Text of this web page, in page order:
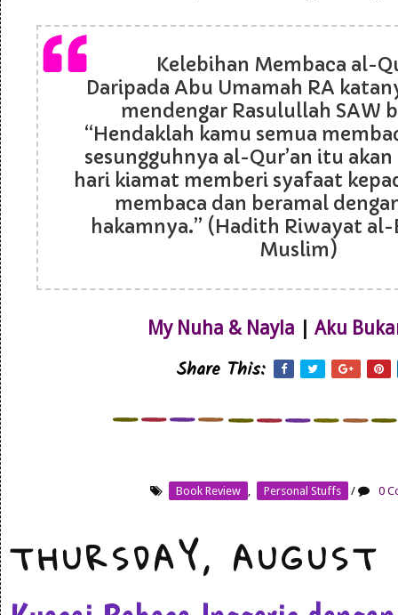
Kelebihan Membaca al-
Daripada Abu Umamah RA
mendengar Rasulullah SAW
“Hendaklah kamu semua
sesungguhnya al-Qur’an itu
hari kiamat memberi syafaat
membaca dan beramal
hakamnya.” (Hadith Riwayat
Muslim)
My Nuha & Nayla | Aku
Share This:
Book Review Personal Stuffs / 0
THURSDAY,